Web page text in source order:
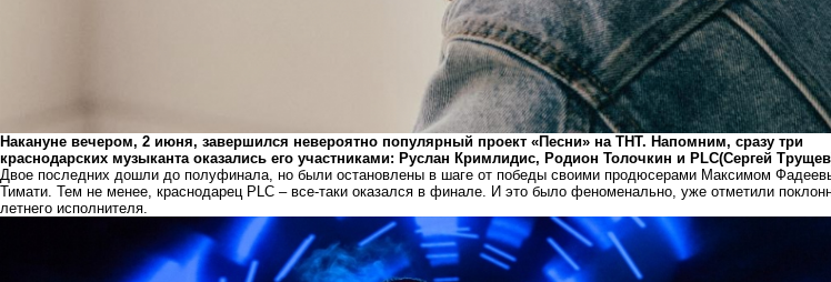
Накануне вечером, 2 июня, завершился невероятно популярный проект «Песни» на ТНТ. Напомним, сразу три
краснодарских музыканта оказались его участниками: Руслан Кримлидис, Родион Толочкин и PLC(Сергей
Двое последних дошли до полуфинала, но были остановлены в шаге от победы своими продюсерами Максимом
Тимати. Тем не менее, краснодарец PLC – все-таки оказался в финале. И это было феноменально, уже отметили
летнего исполнителя.